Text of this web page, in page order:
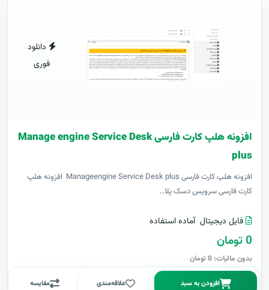
دانلود
فوری
افزونه هلپ کارت فارسی Manage engine Service Desk
plus
افزونه هلپ کارت فارسی Manageengine Service Desk plus افزونه هلپ
کارت فارسی سرویس دسک پلا..
فایل دیجیتال آماده استفاده
0 تومان
بدون مالیات: 0 تومان
افزودن به سبد علاقه‌مندی مقایسه